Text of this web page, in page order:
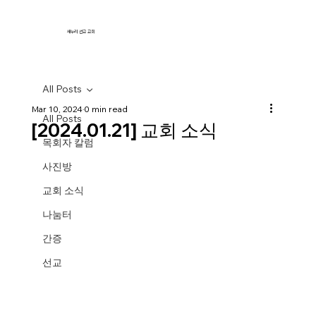
새누리 선교 교회
All Posts
목회자 칼럼
사진방
교회 소식
나눔터
간증
선교
All Posts
[2024.01.21] 교회 소식
Mar 10, 20240 min read